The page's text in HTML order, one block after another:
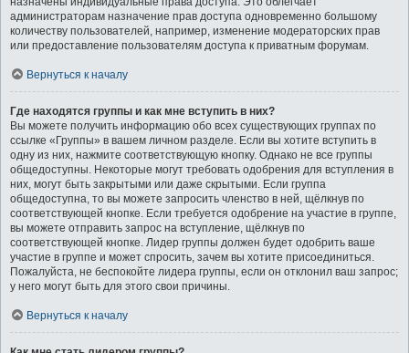
администраторам назначение прав доступа одновременно большому
количеству пользователей, например, изменение модераторских прав
или предоставление пользователям доступа к приватным форумам.
Вернуться к началу
Где находятся группы и как мне вступить в них?
Вы можете получить информацию обо всех существующих группах по
ссылке «Группы» в вашем личном разделе. Если вы хотите вступить в
одну из них, нажмите соответствующую кнопку. Однако не все группы
общедоступны. Некоторые могут требовать одобрения для вступления в
них, могут быть закрытыми или даже скрытыми. Если группа
общедоступна, то вы можете запросить членство в ней, щёлкнув по
соответствующей кнопке. Если требуется одобрение на участие в группе,
вы можете отправить запрос на вступление, щёлкнув по
соответствующей кнопке. Лидер группы должен будет одобрить ваше
участие в группе и может спросить, зачем вы хотите присоединиться.
Пожалуйста, не беспокойте лидера группы, если он отклонил ваш запрос;
у него могут быть для этого свои причины.
Вернуться к началу